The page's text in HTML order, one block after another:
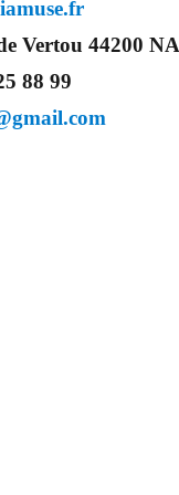
Vertou 44200
88 99